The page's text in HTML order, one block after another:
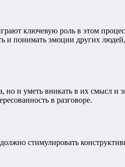
ключевую роль в этом
и понимать эмоции других
но и уметь вникать в их смысл и
в разговоре.
стимулировать